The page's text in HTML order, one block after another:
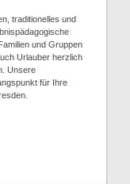
traditionelles und
und Gruppen
Urlauber herzlich
Unsere
für Ihre